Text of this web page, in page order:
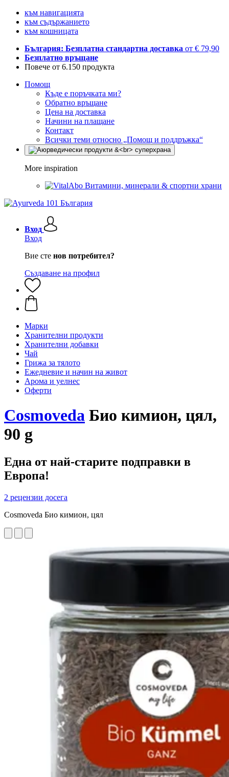
към навигацията
към съдържанието
към кошницата
България: Безплатна стандартна доставка от € 79,90
Безплатно връщане
Повече от 6.150 продукта
Помощ
Къде е поръчката ми?
Обратно връщане
Цена на доставка
Начини на плащане
Контакт
Всички теми относно „Помощ и поддръжка“
More inspiration
Витамини, минерали & спортни храни
Вход
Вход
Вие сте нов потребител?
Създаване на профил
Марки
Хранителни продукти
Хранителни добавки
Чай
Грижа за тялото
Ежедневие и начин на живот
Арома и уелнес
Оферти
Cosmoveda Био кимион, цял,
90 g
Една от най-старите подправки в
Европа!
2 рецензии досега
Cosmoveda Био кимион, цял